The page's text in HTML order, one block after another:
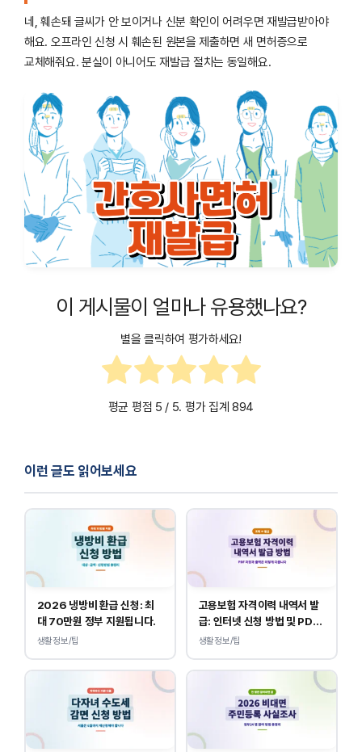
네, 훼손돼 글씨가 안 보이거나 신분 확인이 어려우면 재발급받아야
해요. 오프라인 신청 시 훼손된 원본을 제출하면 새 면허증으로
교체해줘요. 분실이 아니어도 재발급 절차는 동일해요.
이 게시물이 얼마나 유용했나요?
별을 클릭하여 평가하세요!
평균 평점 5 / 5. 평가 집계894
이런 글도 읽어보세요
2026 냉방비 환급 신청: 최
대 70만원 정부 지원됩니다.
생활정보/팁
고용보험 자격이력 내역서 발
급: 인터넷 신청 방법 및 PDF
양식 출력
생활정보/팁